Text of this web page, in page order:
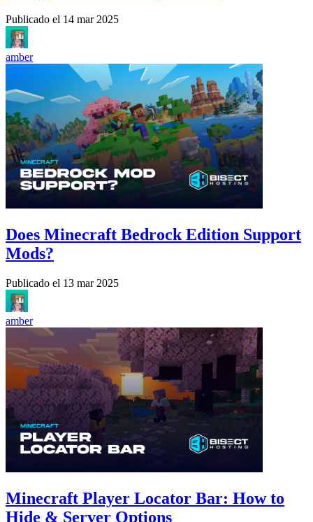
Publicado el 14 mar 2025
amber
Does Minecraft Bedrock Edition Support
Mods?
Publicado el 13 mar 2025
amber
Minecraft Player Locator Bar: How to
Hide & Server Options